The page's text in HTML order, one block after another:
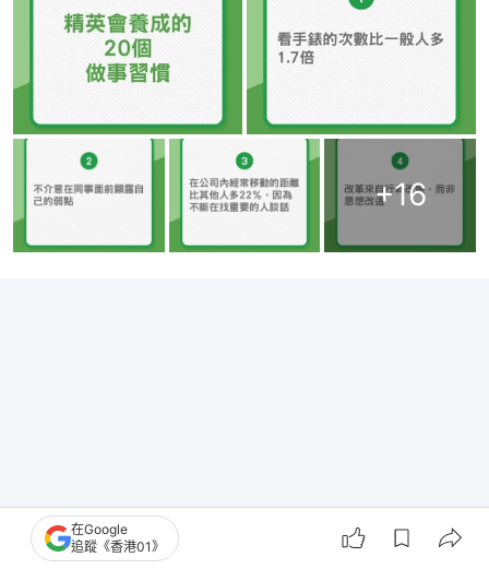
+16
在Google
追蹤《香港01》